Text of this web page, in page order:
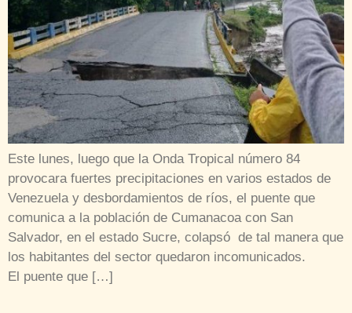
Este lunes, luego que la Onda Tropical número 84
provocara fuertes precipitaciones en varios estados de
Venezuela y desbordamientos de ríos, el puente que
comunica a la población de Cumanacoa con San
Salvador, en el estado Sucre, colapsó de tal manera que
los habitantes del sector quedaron incomunicados.
El puente que […]